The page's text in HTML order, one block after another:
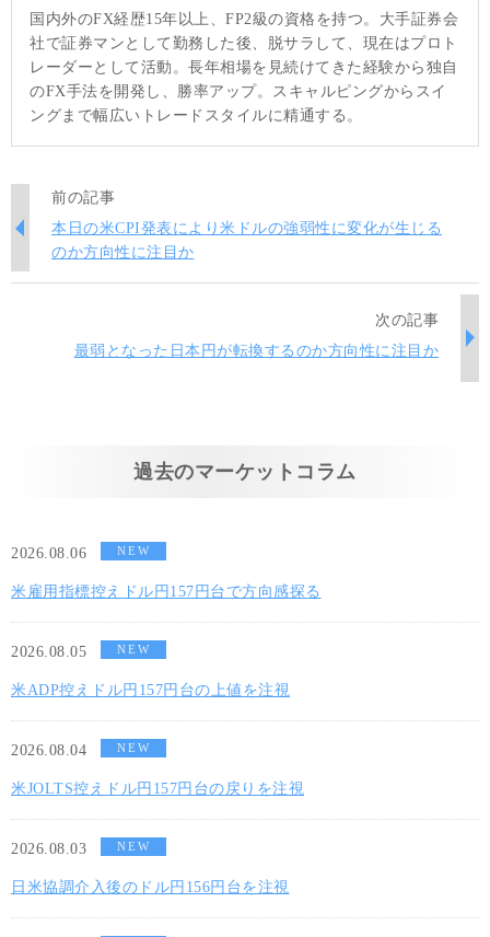
国内外のFX経歴15年以上、FP2級の資格を持つ。大手証券会
社で証券マンとして勤務した後、脱サラして、現在はプロト
レーダーとして活動。長年相場を見続けてきた経験から独自
のFX手法を開発し、勝率アップ。スキャルピングからスイ
ングまで幅広いトレードスタイルに精通する。
前の記事
本日の米CPI発表により米ドルの強弱性に変化が生じる
のか方向性に注目か
次の記事
最弱となった日本円が転換するのか方向性に注目か
過去のマーケットコラム
2026.08.06 NEW
米雇用指標控えドル円157円台で方向感探る
2026.08.05 NEW
米ADP控えドル円157円台の上値を注視
2026.08.04 NEW
米JOLTS控えドル円157円台の戻りを注視
2026.08.03 NEW
日米協調介入後のドル円156円台を注視